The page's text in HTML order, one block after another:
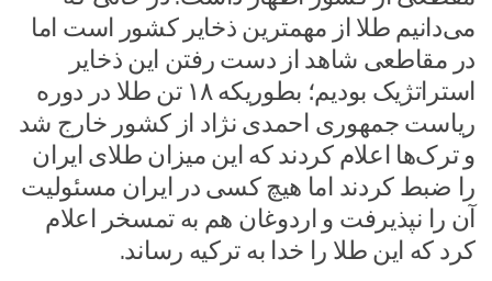
می‌دانیم طلا از مهمترین ذخایر کشور است اما
در مقاطعی شاهد از دست رفتن این ذخایر
استراتژیک بودیم؛ بطوریکه ۱۸ تن طلا در دوره
ریاست جمهوری احمدی نژاد از کشور خارج شد
و ترک‌ها اعلام کردند که این میزان طلای ایران
را ضبط کردند اما هیچ کسی در ایران مسئولیت
آن را نپذیرفت و ‌اردوغان هم به تمسخر اعلام
کرد که این طلا را خدا به ترکیه رساند.